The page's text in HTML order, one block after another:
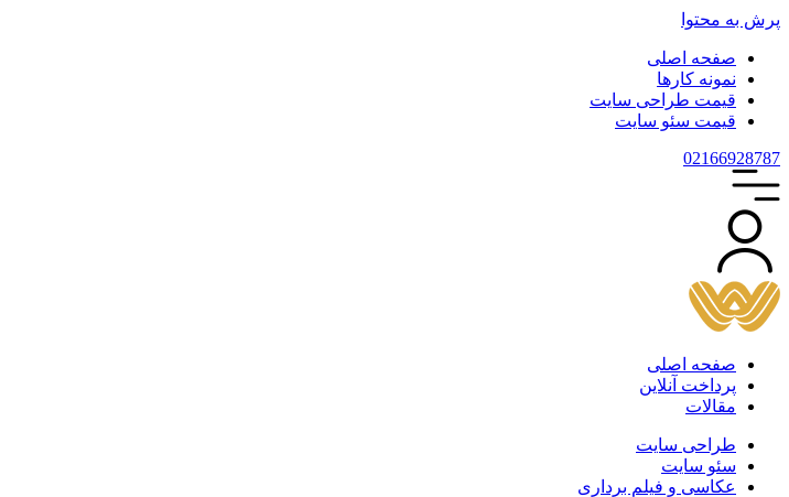
پرش به محتوا
صفحه اصلی
نمونه کارها
قیمت طراحی سایت
قیمت سئو سایت
02166928787
صفحه اصلی
پرداخت آنلاین
مقالات
طراحی سایت
سئو سایت
عکاسی و فیلم برداری